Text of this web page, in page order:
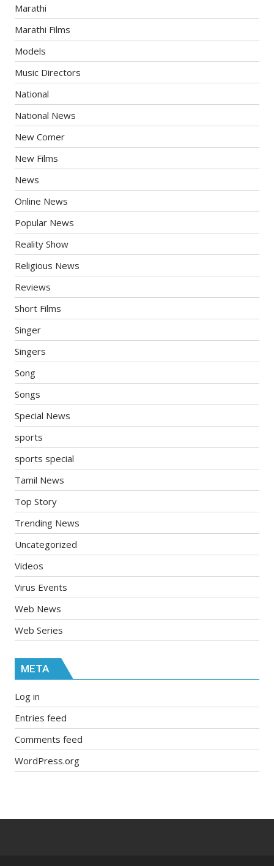
Marathi
Marathi Films
Models
Music Directors
National
National News
New Comer
New Films
News
Online News
Popular News
Reality Show
Religious News
Reviews
Short Films
Singer
Singers
Song
Songs
Special News
sports
sports special
Tamil News
Top Story
Trending News
Uncategorized
Videos
Virus Events
Web News
Web Series
META
Log in
Entries feed
Comments feed
WordPress.org